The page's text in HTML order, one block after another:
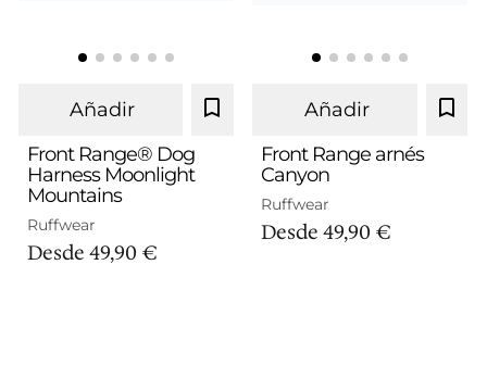
S M
Añadir
Front Range® Dog
Harness Moonlight
Mountains
Ruffwear
Desde 49,90 €
S
Añadir
Front Range arnés
Canyon
Ruffwear
Desde49,90 €